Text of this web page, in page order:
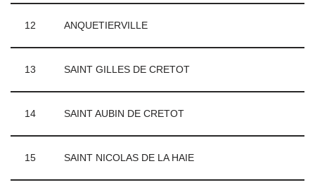
12 ANQUETIERVILLE
13 SAINT GILLES DE CRETOT
14 SAINT AUBIN DE CRETOT
15 SAINT NICOLAS DE LA HAIE